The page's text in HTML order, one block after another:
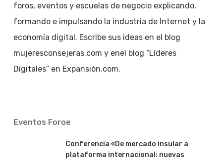
foros, eventos y escuelas de negocio explicando,
formando e impulsando la industria de Internet y la
economía digital. Escribe sus ideas en el blog
mujeresconsejeras.com y enel blog “Líderes
Digitales” en Expansión.com.
Eventos Foroe
Conferencia «De mercado insular a
plataforma internacional: nuevas